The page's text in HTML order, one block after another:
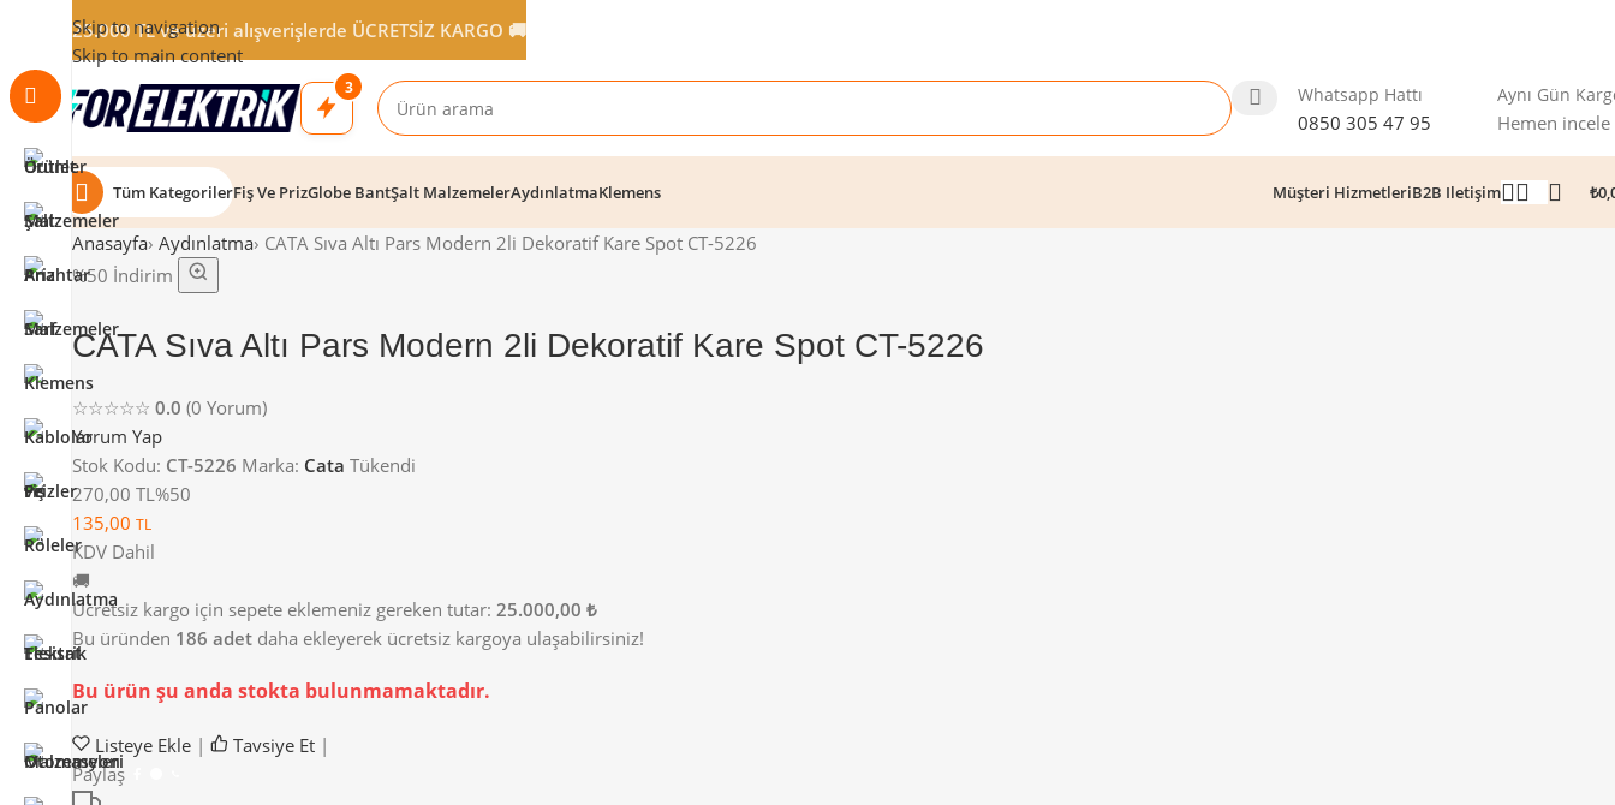
Skip to navigation
Skip to main content
3 Whatsapp Hattı
0850 305 47 95
Aynı Gün
Hemen incele
Tüm KategorilerFiş Ve PrizGlobe BantŞalt MalzemelerAydınlatmaKlemens Müşteri HizmetleriB2B Iletişim ₺
Anasayfa› Aydınlatma› CATA Sıva Altı Pars Modern 2li Dekoratif Kare Spot CT-5226
%50 İndirim
CATA Sıva Altı Pars Modern 2li Dekoratif Kare Spot CT-5226
☆☆☆☆☆ 0.0 (0 Yorum)
Yorum Yap
Stok Kodu: CT-5226 Marka: Cata Tükendi
270,00 TL%50
135,00 TL
KDV Dahil
🚚
Ücretsiz kargo için sepete eklemeniz gereken tutar: 25.000,00 ₺
Bu üründen 186 adet daha ekleyerek ücretsiz kargoya ulaşabilirsiniz!
Bu ürün şu anda stokta bulunmamaktadır.
Listeye Ekle | Tavsiye Et |
Paylaş
25.000 TL ve üzeri alışverişlerde ÜCRETSİZ KARGO 🚚